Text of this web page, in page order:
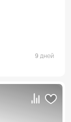
9 дней